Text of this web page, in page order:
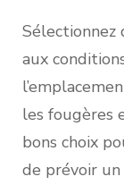
Sélectionnez
aux
les fougères
bons choix
de prévoir un